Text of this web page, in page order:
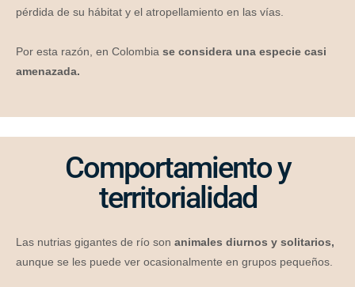
pérdida de su hábitat y el atropellamiento en las vías.
Por esta razón, en Colombia se considera una especie casi
amenazada.
Comportamiento y
territorialidad
Las nutrias gigantes de río son animales diurnos y solitarios,
aunque se les puede ver ocasionalmente en grupos pequeños.